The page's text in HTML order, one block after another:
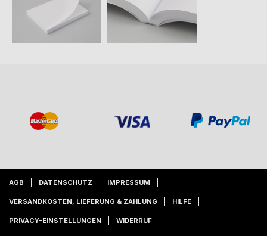
AGB DATENSCHUTZ IMPRESSUM
VERSANDKOSTEN, LIEFERUNG & ZAHLUNG HILFE
PRIVACY-EINSTELLUNGEN WIDERRUF